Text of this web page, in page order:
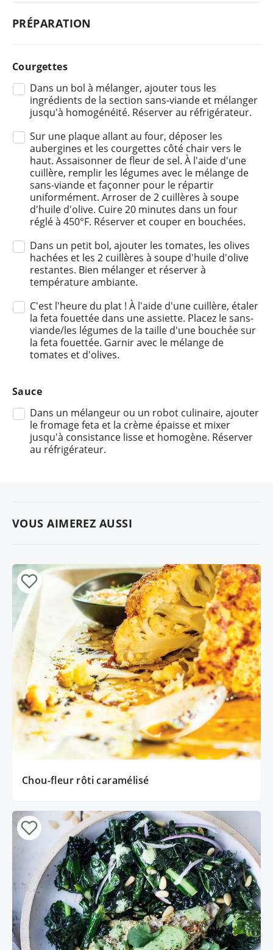
PRÉPARATION
Courgettes
Dans un bol à mélanger, ajouter tous les
ingrédients de la section sans-viande et mélanger
jusqu'à homogénéité. Réserver au réfrigérateur.
Sur une plaque allant au four, déposer les
aubergines et les courgettes côté chair vers le
haut. Assaisonner de fleur de sel. À l'aide d'une
cuillère, remplir les légumes avec le mélange de
sans-viande et façonner pour le répartir
uniformément. Arroser de 2 cuillères à soupe
d'huile d'olive. Cuire 20 minutes dans un four
réglé à 450°F. Réserver et couper en bouchées.
Dans un petit bol, ajouter les tomates, les olives
hachées et les 2 cuillères à soupe d'huile d'olive
restantes. Bien mélanger et réserver à
température ambiante.
C'est l'heure du plat ! À l'aide d'une cuillère, étaler
la feta fouettée dans une assiette. Placez le sans-
viande/les légumes de la taille d'une bouchée sur
la feta fouettée. Garnir avec le mélange de
tomates et d'olives.
Sauce
Dans un mélangeur ou un robot culinaire, ajouter
le fromage feta et la crème épaisse et mixer
jusqu'à consistance lisse et homogène. Réserver
au réfrigérateur.
VOUS AIMEREZ AUSSI
Chou-fleur rôti caramélisé